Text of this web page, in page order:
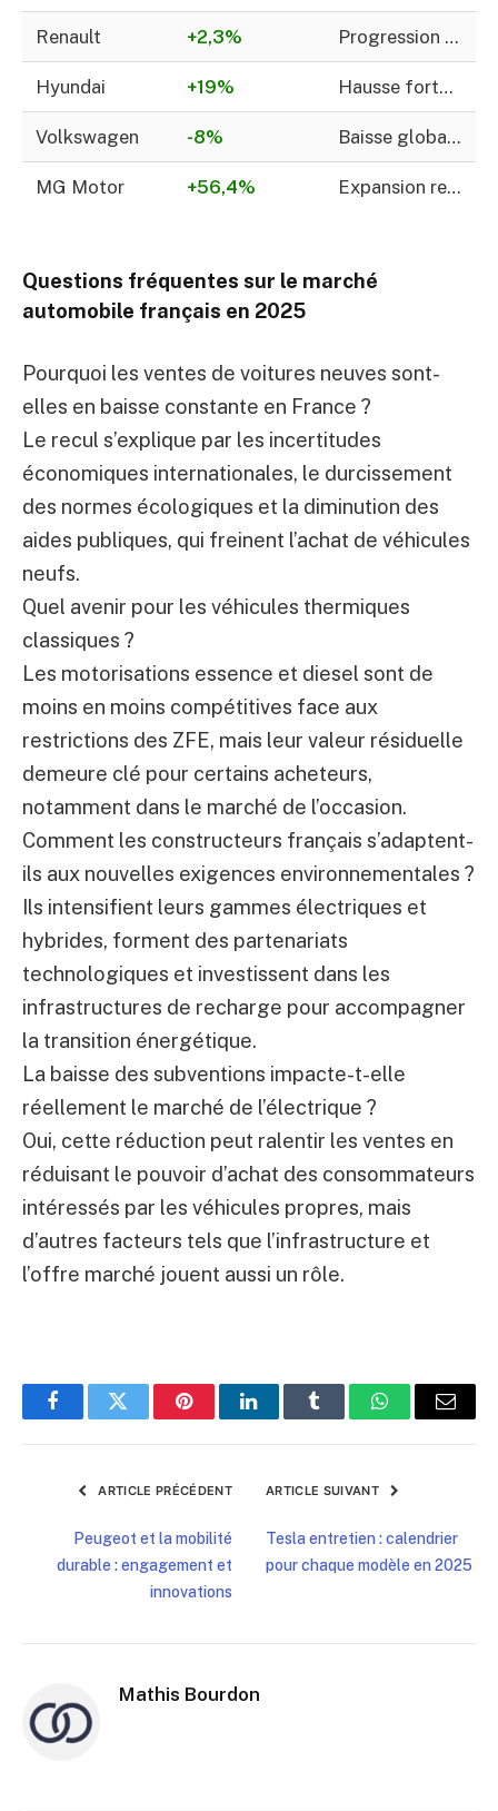
Renault +2,3% Progression portée par Renault ; repli de Dacia
Hyundai +19% Hausse forte; progrès significatif
Volkswagen -8% Baisse globale ; quelques exceptions
MG Motor +56,4% Expansion remarquable; marques chinoises en force
Questions fréquentes sur le marché
automobile français en 2025
Pourquoi les ventes de voitures neuves sont-
elles en baisse constante en France ?
Le recul s’explique par les incertitudes
économiques internationales, le durcissement
des normes écologiques et la diminution des
aides publiques, qui freinent l’achat de véhicules
neufs.
Quel avenir pour les véhicules thermiques
classiques ?
Les motorisations essence et diesel sont de
moins en moins compétitives face aux
restrictions des ZFE, mais leur valeur résiduelle
demeure clé pour certains acheteurs,
notamment dans le marché de l’occasion.
Comment les constructeurs français s’adaptent-
ils aux nouvelles exigences environnementales ?
Ils intensifient leurs gammes électriques et
hybrides, forment des partenariats
technologiques et investissent dans les
infrastructures de recharge pour accompagner
la transition énergétique.
La baisse des subventions impacte-t-elle
réellement le marché de l’électrique ?
Oui, cette réduction peut ralentir les ventes en
réduisant le pouvoir d’achat des consommateurs
intéressés par les véhicules propres, mais
d’autres facteurs tels que l’infrastructure et
l’offre marché jouent aussi un rôle.
FacebookTwitter PinterestLinkedInTumblr WhatsApp
E-
ARTICLE PRÉCÉDENT
Peugeot et la mobilité
durable : engagement et
innovations
ARTICLE SUIVANT
Tesla entretien : calendrier
pour chaque modèle en 2025
Mathis Bourdon